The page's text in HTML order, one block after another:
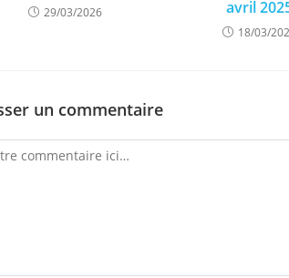
29/03/2026
avril
18/03/
un commentaire